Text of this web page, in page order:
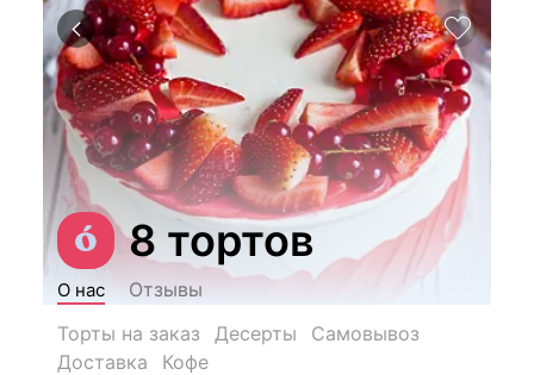
8 тортов
О нас
Отзывы
Торты на заказ
Десерты
Самовывоз
Доставка
Кофе